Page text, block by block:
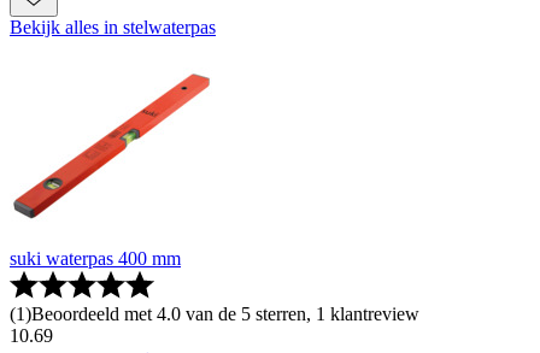
Bekijk alles in stelwaterpas
suki waterpas 400 mm
(1)Beoordeeld met 4.0 van de 5 sterren, 1 klantreview
10.69